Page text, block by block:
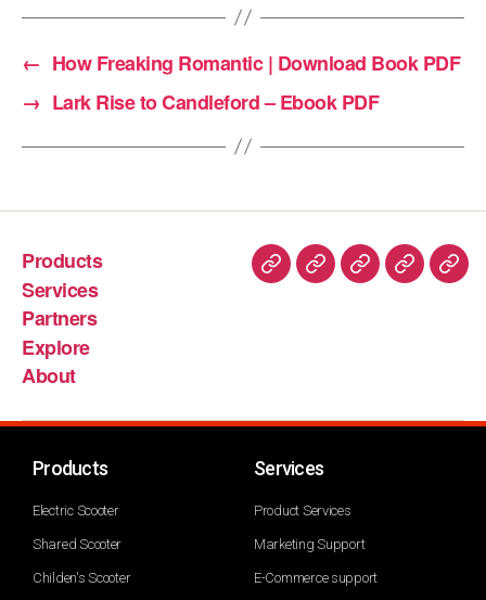
← How Freaking Romantic | Download Book PDF
→ Lark Rise to Candleford – Ebook PDF
Products
Services
Partners
Explore
About
Products
Electric Scooter
Shared Scooter
Childen's Scooter
Services
Product Services
Marketing Support
E-Commerce support